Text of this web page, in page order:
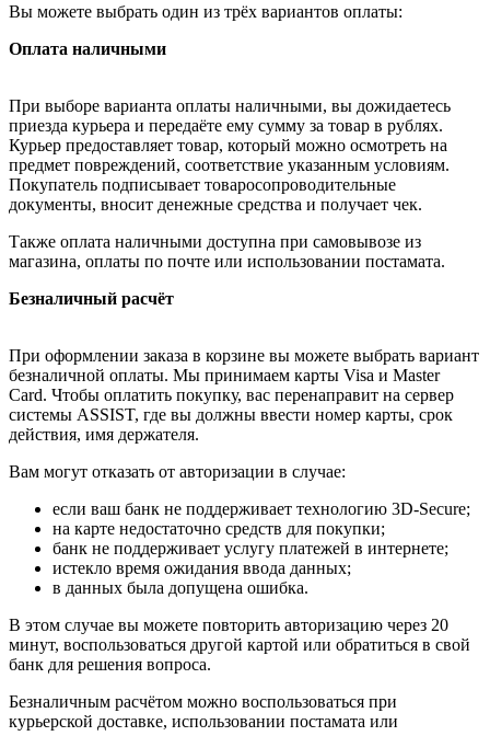
Вы можете выбрать один из трёх вариантов оплаты:
Оплата наличными
При выборе варианта оплаты наличными, вы дожидаетесь
приезда курьера и передаёте ему сумму за товар в рублях.
Курьер предоставляет товар, который можно осмотреть на
предмет повреждений, соответствие указанным условиям.
Покупатель подписывает товаросопроводительные
документы, вносит денежные средства и получает чек.
Также оплата наличными доступна при самовывозе из
магазина, оплаты по почте или использовании постамата.
Безналичный расчёт
При оформлении заказа в корзине вы можете выбрать вариант
безналичной оплаты. Мы принимаем карты Visa и Master
Card. Чтобы оплатить покупку, вас перенаправит на сервер
системы ASSIST, где вы должны ввести номер карты, срок
действия, имя держателя.
Вам могут отказать от авторизации в случае:
если ваш банк не поддерживает технологию 3D-Secure;
на карте недостаточно средств для покупки;
банк не поддерживает услугу платежей в интернете;
истекло время ожидания ввода данных;
в данных была допущена ошибка.
В этом случае вы можете повторить авторизацию через 20
минут, воспользоваться другой картой или обратиться в свой
банк для решения вопроса.
Безналичным расчётом можно воспользоваться при
курьерской доставке, использовании постамата или